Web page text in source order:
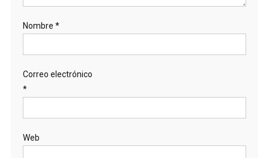
Nombre *
Correo electrónico
*
Web